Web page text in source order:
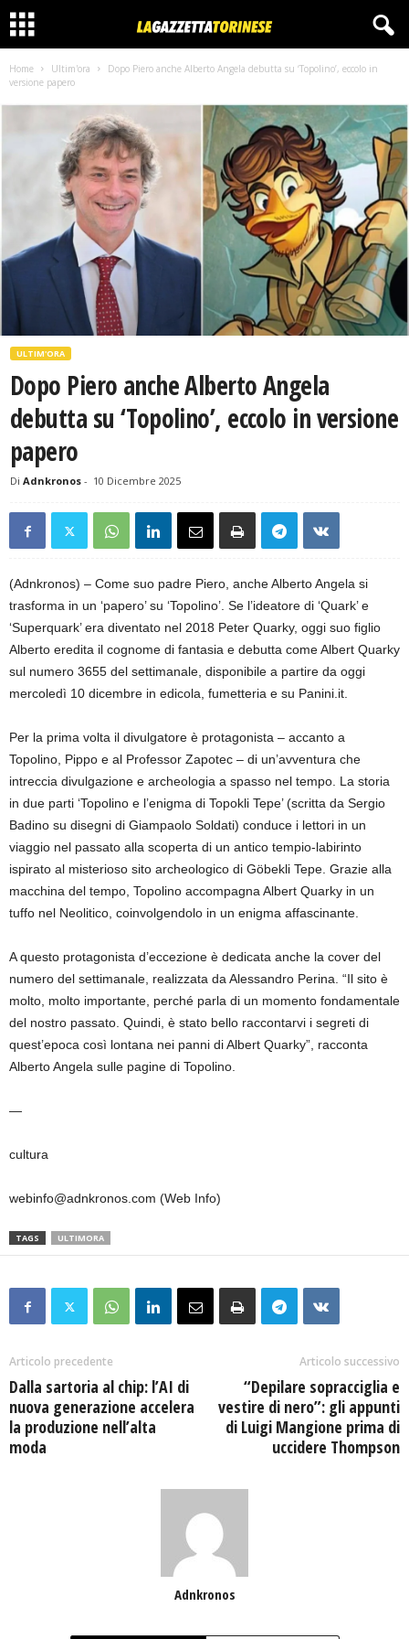
Home Ultim'ora
Dopo Piero anche Alberto Angela debutta su ‘Topolino’, eccolo in
versione papero
ULTIM'ORA
Dopo Piero anche Alberto Angela
debutta su ‘Topolino’, eccolo in versione
papero
Di Adnkronos - 10 Dicembre 2025
(Adnkronos) – Come suo padre Piero, anche Alberto Angela si
trasforma in un ‘papero’ su ‘Topolino’. Se l’ideatore di ‘Quark’ e
‘Superquark’ era diventato nel 2018 Peter Quarky, oggi suo figlio
Alberto eredita il cognome di fantasia e debutta come Albert Quarky
sul numero 3655 del settimanale, disponibile a partire da oggi
mercoledì 10 dicembre in edicola, fumetteria e su Panini.it.
Per la prima volta il divulgatore è protagonista – accanto a
Topolino, Pippo e al Professor Zapotec – di un’avventura che
intreccia divulgazione e archeologia a spasso nel tempo. La storia
in due parti ‘Topolino e l’enigma di Topokli Tepe’ (scritta da Sergio
Badino su disegni di Giampaolo Soldati) conduce i lettori in un
viaggio nel passato alla scoperta di un antico tempio-labirinto
ispirato al misterioso sito archeologico di Göbekli Tepe. Grazie alla
macchina del tempo, Topolino accompagna Albert Quarky in un
tuffo nel Neolitico, coinvolgendolo in un enigma affascinante.
A questo protagonista d’eccezione è dedicata anche la cover del
numero del settimanale, realizzata da Alessandro Perina. “Il sito è
molto, molto importante, perché parla di un momento fondamentale
del nostro passato. Quindi, è stato bello raccontarvi i segreti di
quest’epoca così lontana nei panni di Albert Quarky”, racconta
Alberto Angela sulle pagine di Topolino.
—
cultura
webinfo@adnkronos.com (Web Info)
TAGS ULTIMORA
Articolo precedente
Dalla sartoria al chip: l’AI di
nuova generazione accelera
la produzione nell’alta
moda
Articolo successivo
“Depilare sopracciglia e
vestire di nero”: gli appunti
di Luigi Mangione prima di
uccidere Thompson
Adnkronos